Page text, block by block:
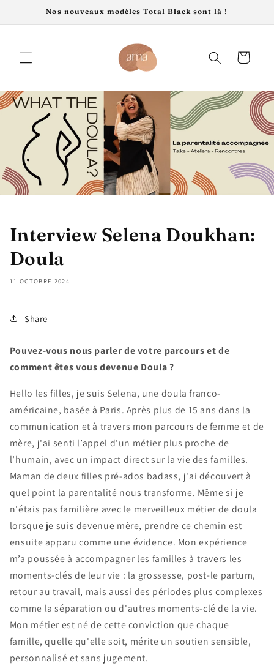
passer
au
Nos nouveaux modèles Total Black sont là !
Panier
Interview Selena Doukhan:
Doula
11 OCTOBRE 2024
Share
Pouvez-vous nous parler de votre parcours et de
comment êtes vous devenue Doula ?
Hello les filles, je suis Selena, une doula franco-
américaine, basée à Paris. Après plus de 15 ans dans la
communication et à travers mon parcours de femme et de
mère, j'ai senti l’appel d'un métier plus proche de
l’humain, avec un impact direct sur la vie des familles.
Maman de deux filles pré-ados badass, j'ai découvert à
quel point la parentalité nous transforme. Même si je
n'étais pas familière avec le merveilleux métier de doula
lorsque je suis devenue mère, prendre ce chemin est
ensuite apparu comme une évidence. Mon expérience
m’a poussée à accompagner les familles à travers les
moments-clés de leur vie : la grossesse, post-le partum,
retour au travail, mais aussi des périodes plus complexes
comme la séparation ou d'autres moments-clé de la vie.
Mon métier est né de cette conviction que chaque
famille, quelle qu'elle soit, mérite un soutien sensible,
personnalisé et sans jugement.